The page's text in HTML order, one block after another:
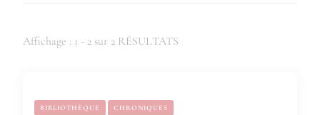
Affichage : 1 - 2 sur 2 RÉSULTATS
BIBLIOTHÈQUE CHRONIQUES